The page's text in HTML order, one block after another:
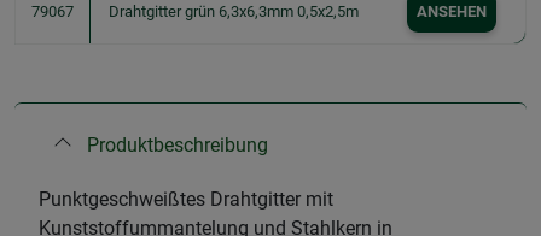
79067 Drahtgitter grün 6,3x6,3mm 0,5x2,5m ANSEHEN
Produktbeschreibung
Punktgeschweißtes Drahtgitter mit
Kunststoffummantelung und Stahlkern in